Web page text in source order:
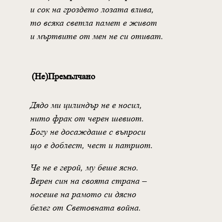
и сок на гроздето лозата влива,
то всяка светла памет е живот
и мъртвите от мен не си отиват.
(Не)Премълчано
Дядо ми цилиндър не е носил,
нито фрак от черен шевиот.
Богу не досаждаше с въпроси
що е доблест, чест и патриот.
Че не е герой, му беше ясно.
Верен син на своята страна –
носеше на рамото си дясно
белег от Световната война.